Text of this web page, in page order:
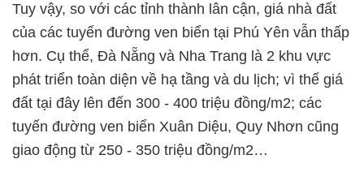
Tuy vậy, so với các tỉnh thành lân cận, giá nhà đất
của các tuyến đường ven biển tại Phú Yên vẫn thấp
hơn. Cụ thể, Đà Nẵng và Nha Trang là 2 khu vực
phát triển toàn diện về hạ tầng và du lịch; vì thế giá
đất tại đây lên đến 300 - 400 triệu đồng/m2; các
tuyến đường ven biển Xuân Diệu, Quy Nhơn cũng
giao động từ 250 - 350 triệu đồng/m2…